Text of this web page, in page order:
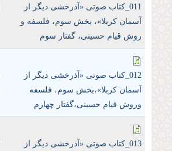
011_کتاب صوتی «آذرخشی‌ دیگر‌ از‌
آسمان‌ کربلا»، بخش سوم، فلسفه و
روش قیام حسینی، گفتار سوم
012_کتاب صوتی «آذرخشی‌ دیگر‌ از‌
آسمان‌ کربلا»،بخش سوم، فلسفه
وروش قیام حسینی،گفتار چهارم
013_کتاب صوتی «آذرخشی‌ دیگر‌ از‌